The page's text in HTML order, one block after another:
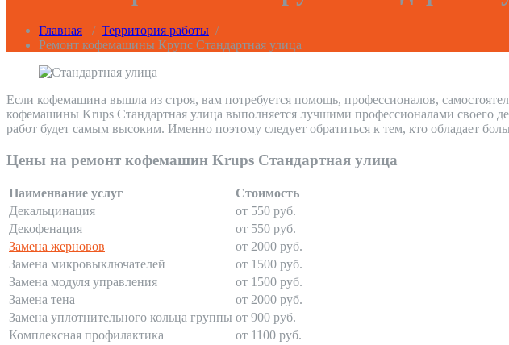
Главная / Территория работы /
Ремонт кофемашины Крупс Стандартная улица
Если кофемашина вышла из строя, вам потребуется помощь, профессионалов,
кофемашины Krups Стандартная улица выполняется лучшими профессионалами своего
работ будет самым высоким. Именно поэтому следует обратиться к тем, кто обладает
Цены на ремонт кофемашин Krups Стандартная улица
Наименвание услуг
Стоимость
Декальцинация
от 550 руб.
Декофенация
от 550 руб.
Замена жерновов
от 2000 руб.
Замена микровыключателей
от 1500 руб.
Замена модуля управления
от 1500 руб.
Замена тена
от 2000 руб.
Замена уплотнительного кольца группы от 900 руб.
Комплексная профилактика
от 1100 руб.